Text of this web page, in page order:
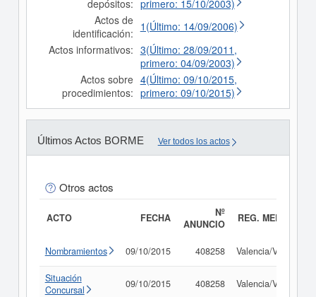
depósitos: primero: 15/10/2003)
Actos de
identificación: 1(Último: 14/09/2006)
Actos informativos: 3(Último: 28/09/2011,
primero: 04/09/2003)
Actos sobre
procedimientos:
4(Último: 09/10/2015,
primero: 09/10/2015)
Últimos Actos BORME Ver todos los actos
Otros actos
ACTO FECHA
Nº
ANUNCIO
REG. MERC.
Nombramientos 09/10/2015 408258 Valencia/València
Situación
Concursal
09/10/2015 408258 Valencia/València